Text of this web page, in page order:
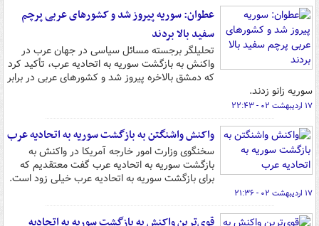
عطوان: سوریه پیروز شد و کشورهای عربی پرچم
سفید بالا بردند
تحلیلگر برجسته مسائل سیاسی در جهان عرب در
واکنش به بازگشت سوریه به اتحادیه عرب، تأکید کرد
که دمشق بالاخره پیروز شد و کشورهای عربی در برابر
سوریه زانو زدند.
۱۷ اردیبهشت ۰۲ - ۲۲:۴۳
واکنش واشنگتن به بازگشت سوریه به اتحادیه عرب
سخنگوی وزارت امور خارجه آمریکا در واکنش به
بازگشت سوریه به اتحادیه عرب گفت معتقدیم که
برای بازگشت سوریه به اتحادیه عرب خیلی زود است.
۱۷ اردیبهشت ۰۲ - ۲۱:۳۶